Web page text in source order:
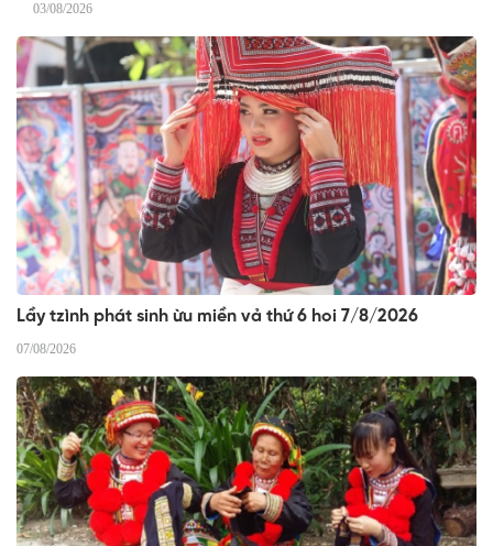
03/08/2026
Lầy tzình phát sinh ừu miền vả thứ 6 hoi 7/8/2026
07/08/2026